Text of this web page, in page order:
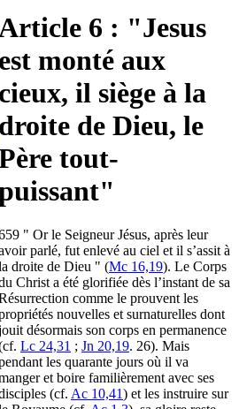
6 : "Jesus
est monté aux
cieux, il siège à la
droite de Dieu, le
tout-
" Or le Seigneur Jésus, après leur
parlé, fut enlevé au ciel et il s’assit à
droite de Dieu " (Mc 16,19). Le Corps
Christ a été glorifiée dès l’instant de sa
comme le prouvent les
nouvelles et surnaturelles dont
désormais son corps en permanence
Lc 24,31 ; Jn 20,19. 26). Mais
les quarante jours où il va
et boire familièrement avec ses
(cf. Ac 10,41) et les instruire sur